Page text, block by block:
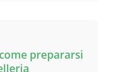
prepararsi